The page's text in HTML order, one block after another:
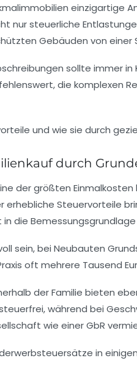
einzigartige
nur steuerliche
Gebäuden von einer
sollte immer
die komplexen
durch
der größten Einmalkosten
erhebliche Steuervorteile
die
sein, bei Neubauten
oft mehrere Tausend
der Familie bieten
während bei
wie einer GbR
in